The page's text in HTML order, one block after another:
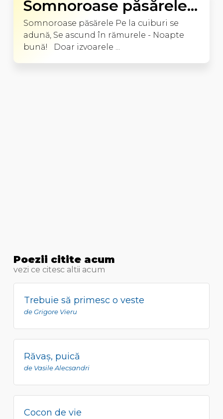
Somnoroase păsărele...
Somnoroase păsărele Pe la cuiburi se
adună, Se ascund în rămurele - Noapte
bună! Doar izvoarele ...
Poezii citite acum
vezi ce citesc altii acum
Trebuie să primesc o veste
de Grigore Vieru
Răvaş, puică
de Vasile Alecsandri
Cocon de vie